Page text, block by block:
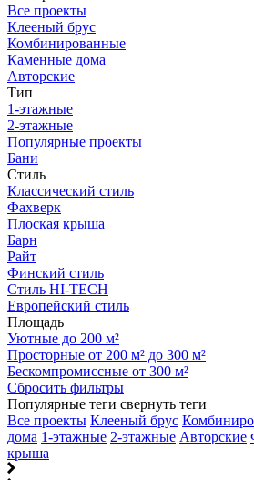
Все проекты
Клееный брус
Комбинированные
Каменные дома
Авторские
Тип
1-этажные
2-этажные
Популярные проекты
Бани
Стиль
Классический стиль
Фахверк
Плоская крыша
Барн
Райт
Финский стиль
Стиль HI-TECH
Европейский стиль
Площадь
Уютные до 200 м²
Просторные от 200 м² до 300 м²
Бескомпромиссные от 300 м²
Сбросить фильтры
Популярные теги свернуть теги
Все проекты Клееный брус
дома 1-этажные 2-этажные Авторские
крыша